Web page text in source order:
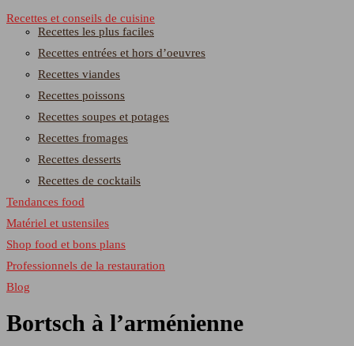
Recettes et conseils de cuisine
Recettes les plus faciles
Recettes entrées et hors d’oeuvres
Recettes viandes
Recettes poissons
Recettes soupes et potages
Recettes fromages
Recettes desserts
Recettes de cocktails
Tendances food
Matériel et ustensiles
Shop food et bons plans
Professionnels de la restauration
Blog
Bortsch à l’arménienne